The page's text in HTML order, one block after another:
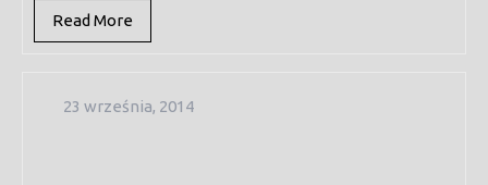
Read More
More
23 września, 201423